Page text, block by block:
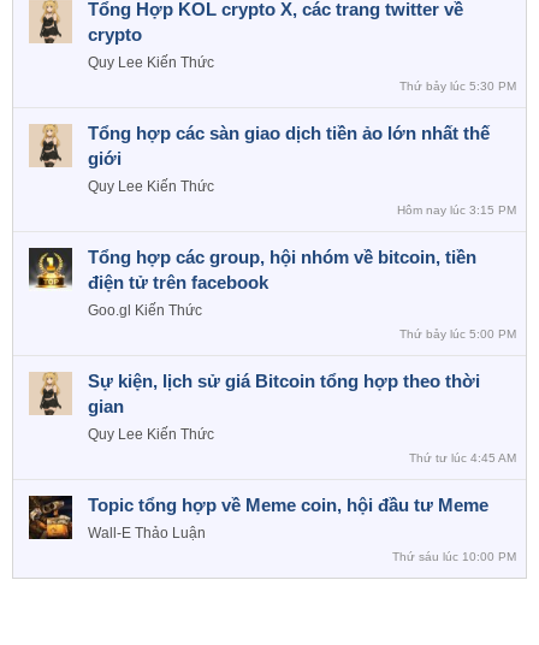
Tổng Hợp KOL crypto X, các trang twitter về
crypto
Quy Lee Kiến Thức
Thứ bảy lúc 5:30 PM
Tổng hợp các sàn giao dịch tiền ảo lớn nhất thế
giới
Quy Lee Kiến Thức
Hôm nay lúc 3:15 PM
Tổng hợp các group, hội nhóm về bitcoin, tiền
điện tử trên facebook
Goo.gl Kiến Thức
Thứ bảy lúc 5:00 PM
Sự kiện, lịch sử giá Bitcoin tổng hợp theo thời
gian
Quy Lee Kiến Thức
Thứ tư lúc 4:45 AM
Topic tổng hợp về Meme coin, hội đầu tư Meme
Wall-E Thảo Luận
Thứ sáu lúc 10:00 PM